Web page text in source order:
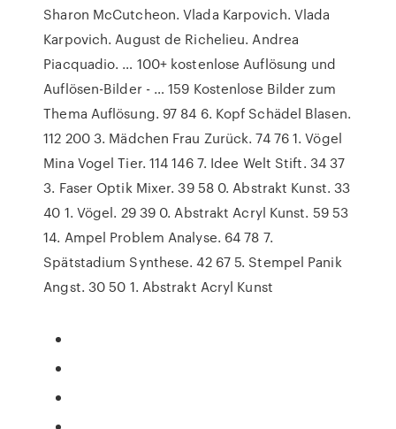
Sharon McCutcheon. Vlada Karpovich. Vlada
Karpovich. August de Richelieu. Andrea
Piacquadio. … 100+ kostenlose Auflösung und
Auflösen-Bilder - … 159 Kostenlose Bilder zum
Thema Auflösung. 97 84 6. Kopf Schädel Blasen.
112 200 3. Mädchen Frau Zurück. 74 76 1. Vögel
Mina Vogel Tier. 114 146 7. Idee Welt Stift. 34 37
3. Faser Optik Mixer. 39 58 0. Abstrakt Kunst. 33
40 1. Vögel. 29 39 0. Abstrakt Acryl Kunst. 59 53
14. Ampel Problem Analyse. 64 78 7.
Spätstadium Synthese. 42 67 5. Stempel Panik
Angst. 30 50 1. Abstrakt Acryl Kunst